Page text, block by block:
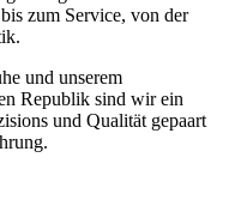
zum Service, von der
und unserem
Republik sind wir ein
und Qualität gepaart